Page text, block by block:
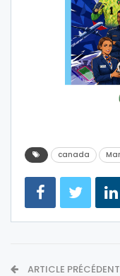
canada
ARTICLE PRÉCÉDENT